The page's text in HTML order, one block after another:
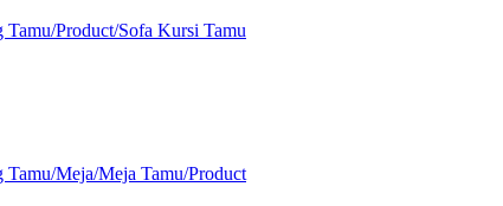
Tamu/Product/Sofa Kursi Tamu
Tamu/Meja/Meja Tamu/Product